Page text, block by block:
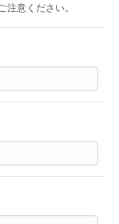
意ください。